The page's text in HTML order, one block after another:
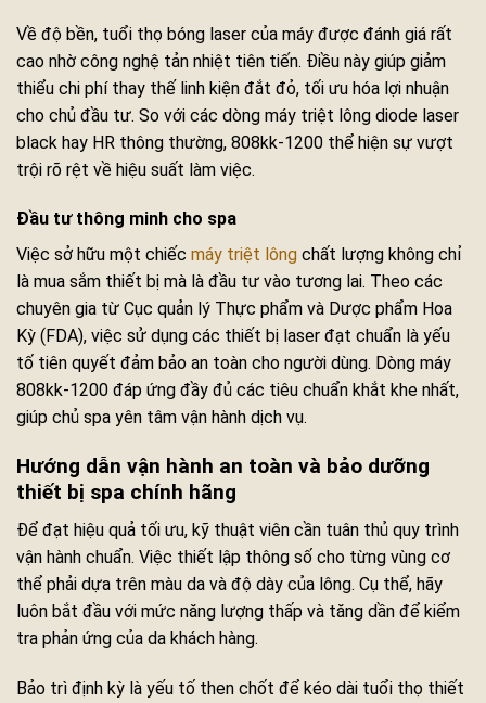
Về độ bền, tuổi thọ bóng laser của máy được đánh giá rất
cao nhờ công nghệ tản nhiệt tiên tiến. Điều này giúp giảm
thiểu chi phí thay thế linh kiện đắt đỏ, tối ưu hóa lợi nhuận
cho chủ đầu tư. So với các dòng máy triệt lông diode laser
black hay HR thông thường, 808kk-1200 thể hiện sự vượt
trội rõ rệt về hiệu suất làm việc.
Đầu tư thông minh cho spa
Việc sở hữu một chiếc máy triệt lông chất lượng không chỉ
là mua sắm thiết bị mà là đầu tư vào tương lai. Theo các
chuyên gia từ Cục quản lý Thực phẩm và Dược phẩm Hoa
Kỳ (FDA), việc sử dụng các thiết bị laser đạt chuẩn là yếu
tố tiên quyết đảm bảo an toàn cho người dùng. Dòng máy
808kk-1200 đáp ứng đầy đủ các tiêu chuẩn khắt khe nhất,
giúp chủ spa yên tâm vận hành dịch vụ.
Hướng dẫn vận hành an toàn và bảo dưỡng
thiết bị spa chính hãng
Để đạt hiệu quả tối ưu, kỹ thuật viên cần tuân thủ quy trình
vận hành chuẩn. Việc thiết lập thông số cho từng vùng cơ
thể phải dựa trên màu da và độ dày của lông. Cụ thể, hãy
luôn bắt đầu với mức năng lượng thấp và tăng dần để kiểm
tra phản ứng của da khách hàng.
Bảo trì định kỳ là yếu tố then chốt để kéo dài tuổi thọ thiết